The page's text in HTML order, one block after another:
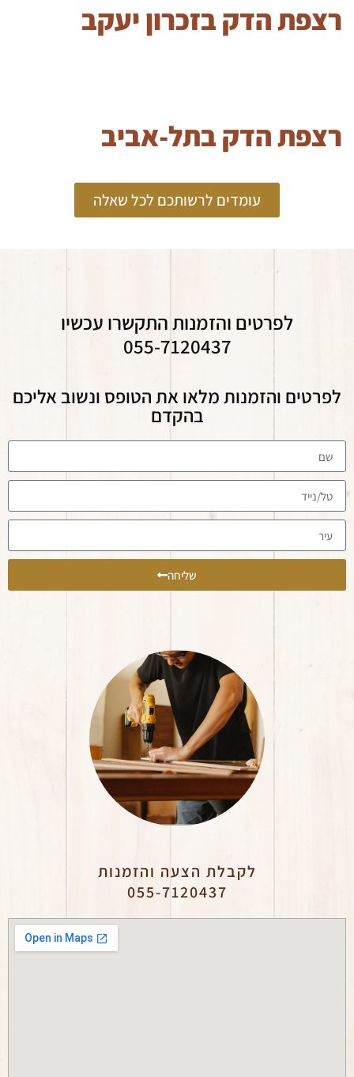
רצפת הדק בזכרון יעקב
רצפת הדק בתל-אביב
עומדים לרשותכם לכל שאלה
לפרטים והזמנות התקשרו עכשיו
055-7120437
לפרטים והזמנות מלאו את הטופס ונשוב אליכם
בהקדם
שליחה
לקבלת הצעה והזמנות
055-7120437